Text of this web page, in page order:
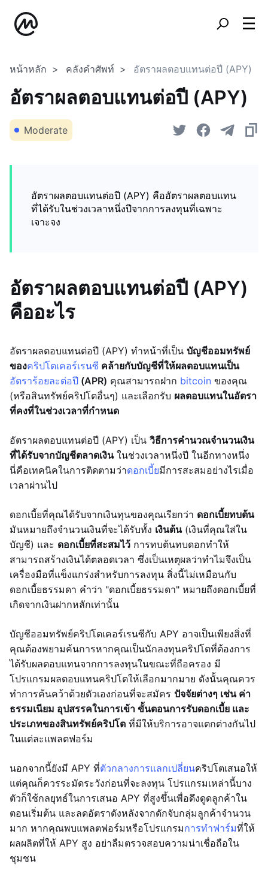
หน้าหลัก คลังคำศัพท์ อัตราผลตอบแทนต่อปี (APY)
อัตราผลตอบแทนต่อปี (APY)
Moderate
อัตราผลตอบแทนต่อปี (APY) คืออัตราผลตอบแทน
ที่ได้รับในช่วงเวลาหนึ่งปีจากการลงทุนที่เฉพาะ
เจาะจง
อัตราผลตอบแทนต่อปี (APY)
คืออะไร
อัตราผลตอบแทนต่อปี (APY) ทำหน้าที่เป็น บัญชีออมทรัพย์
ของคริปโตเคอร์เรนซี คล้ายกับบัญชีที่ให้ผลตอบแทนเป็น
อัตราร้อยละต่อปี (APR) คุณสามารถฝาก bitcoin ของคุณ
(หรือสินทรัพย์คริปโตอื่นๆ) และเลือกรับ ผลตอบแทนในอัตรา
ที่คงที่ในช่วงเวลาที่กำหนด
อัตราผลตอบแทนต่อปี (APY) เป็น วิธีการคำนวณจำนวนเงิน
ที่ได้รับจากบัญชีตลาดเงินในช่วงเวลาหนึ่งปี ในอีกทางหนึ่ง
นี่คือเทคนิคในการติดตามว่าดอกเบี้ยมีการสะสมอย่างไรเมื่อ
เวลาผ่านไป
ดอกเบี้ยที่คุณได้รับจากเงินทุนของคุณเรียกว่า ดอกเบี้ยทบต้น
มันหมายถึงจำนวนเงินที่จะได้รับทั้ง เงินต้น(เงินที่คุณใส่ใน
บัญชี) และ ดอกเบี้ยที่สะสมไว้ การทบต้นทบดอกทำให้
สามารถสร้างเงินได้ตลอดเวลา ซึ่งเป็นเหตุผลว่าทำไมจึงเป็น
เครื่องมือที่แข็งแกร่งสำหรับการลงทุน สิ่งนี้ไม่เหมือนกับ
ดอกเบี้ยธรรมดา คำว่า "ดอกเบี้ยธรรมดา" หมายถึงดอกเบี้ยที่
เกิดจากเงินฝากหลักเท่านั้น
บัญชีออมทรัพย์คริปโตเคอร์เรนซีกับ APY อาจเป็นเพียงสิ่งที่
คุณต้องพยามค้นการหากคุณเป็นนักลงทุนคริปโตที่ต้องการ
ได้รับผลตอบแทนจากการลงทุนในขณะที่ถือครอง มี
โปรแกรมผลตอบแทนคริปโตให้เลือกมากมาย ดังนั้นคุณควร
ทำการค้นคว้าด้วยตัวเองก่อนที่จะสมัคร ปัจจัยต่างๆ เช่น ค่า
ธรรมเนียม อุปสรรคในการเข้า ขั้นตอนการรับดอกเบี้ย และ
ประเภทของสินทรัพย์คริปโต ที่มีให้บริการอาจแตกต่างกันไป
ในแต่ละแพลตฟอร์ม
นอกจากนี้ยังมี APY ที่ตัวกลางการแลกเปลี่ยนคริปโตเสนอให้
แต่คุณก็ควรระมัดระวังก่อนที่จะลงทุน โปรแกรมเหล่านี้บาง
ตัวก็ใช้กลยุทธ์ในการเสนอ APY ที่สูงขึ้นเพื่อดึงดูดลูกค้าใน
ตอนเริ่มต้น และลดอัตราดังหลังจากดักจับกลุ่มลูกค้าจำนวน
มาก หากคุณพบแพลตฟอร์มหรือโปรแกรมการทำฟาร์มที่ให้
ผลผลิตที่ให้ APY สูง อย่าลืมตรวจสอบความน่าเชื่อถือใน
ชุมชน